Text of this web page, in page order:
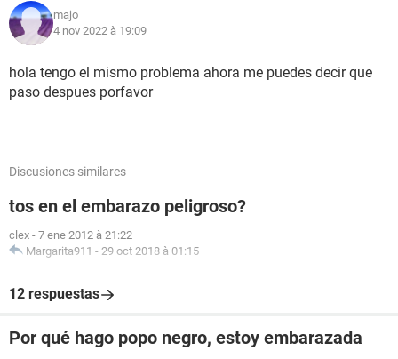
majo
4 nov 2022 à 19:09
hola tengo el mismo problema ahora me puedes decir que
paso despues porfavor
Discusiones similares
tos en el embarazo peligroso?
clex - 7 ene 2012 à 21:22
Margarita911 - 29 oct 2018 à 01:15
12 respuestas
Por qué hago popo negro, estoy embarazada